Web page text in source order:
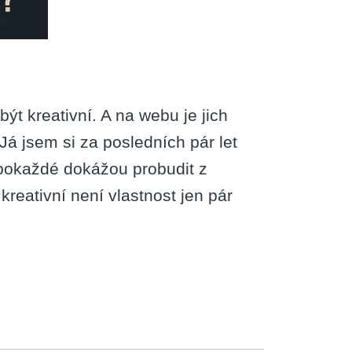
kreativní. A na webu je jich
jsem si za posledních pár let
dokážou probudit z
není vlastnost jen pár